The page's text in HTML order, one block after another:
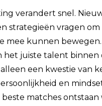
verandert snel.
strategieën vragen om
mee kunnen bewegen.
het juiste talent binnen
een kwestie van
en
matches ontstaan